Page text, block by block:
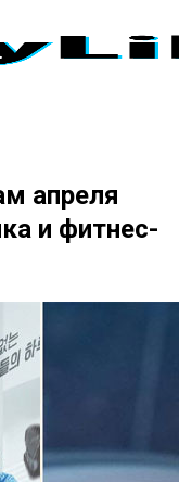
апреля
и фитнес-